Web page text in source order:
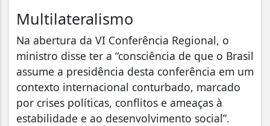
Multilateralismo
Na abertura da VI Conferência Regional, o
ministro disse ter a “consciência de que o Brasil
assume a presidência desta conferência em um
contexto internacional conturbado, marcado
por crises políticas, conflitos e ameaças à
estabilidade e ao desenvolvimento social”.